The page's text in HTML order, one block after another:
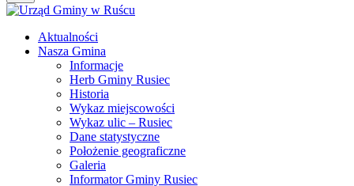
Aktualności
Nasza Gmina
Informacje
Herb Gminy Rusiec
Historia
Wykaz miejscowości
Wykaz ulic – Rusiec
Dane statystyczne
Położenie geograficzne
Galeria
Informator Gminy Rusiec